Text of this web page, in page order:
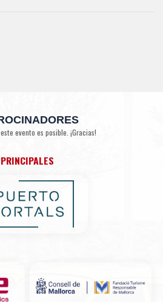
evento es posible. ¡Gracias!
PRINCIPALES